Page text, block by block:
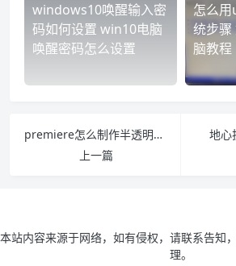
windows10唤醒输入密
码如何设置 win10电脑
唤醒密码怎么设置
怎么用
统步骤
脑教程
premiere怎么制作半透明字体 pr半透明字幕
上一篇
地心
本站内容来源于网络，如有侵权，请联系告知
理。